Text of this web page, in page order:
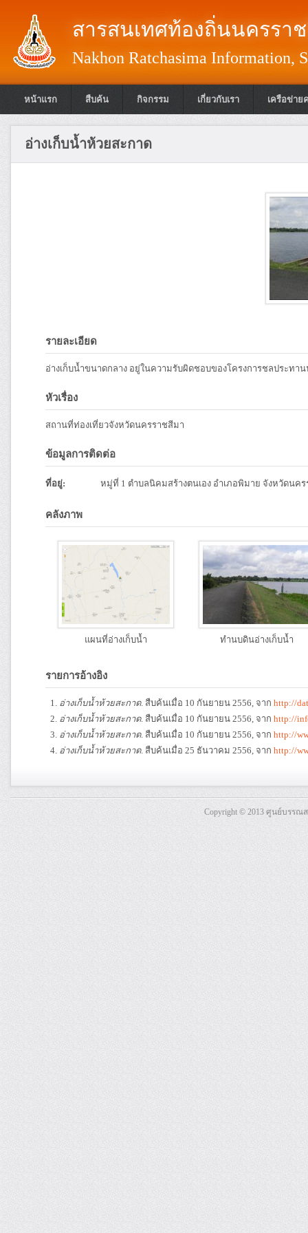
สารสนเทศท้องถิ่นนครรา
Nakhon Ratchasima Information,
หน้าแรก สืบค้น กิจกรรม เกี่ยวกับเรา เครือข่าย
อ่างเก็บน้ำห้วยสะกาด
รายละเอียด
อ่างเก็บน้ำขนาดกลาง อยู่ในความรับผิดชอบของโครงการชลประท
หัวเรื่อง
สถานที่ท่องเที่ยวจังหวัดนครราชสีมา
ข้อมูลการติดต่อ
ที่อยู่: หมู่ที่ 1 ตำบลนิคมสร้างตนเอง อำเภอพิมาย จังหวัดนคร
คลังภาพ
แผนที่อ่างเก็บน้ำ ทำนบดินอ่างเก็บน้ำ
รายการอ้างอิง
อ่างเก็บน้ำห้วยสะกาด. สืบค้นเมื่อ 10 กันยายน 2556, จาก http://
อ่างเก็บน้ำห้วยสะกาด. สืบค้นเมื่อ 10 กันยายน 2556, จาก http://
อ่างเก็บน้ำห้วยสะกาด. สืบค้นเมื่อ 10 กันยายน 2556, จาก http://
อ่างเก็บน้ำห้วยสะกาด. สืบค้นเมื่อ 25 ธันวาคม 2556, จาก http://
Copyright © 2013 ศูนย์บรร